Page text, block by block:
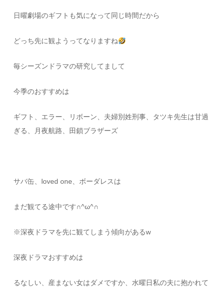
日曜劇場のギフトも気になって同じ時間だから
どっち先に観ようってなりますね
毎シーズンドラマの研究してまして
今季のおすすめは
ギフト、エラー、リボーン、夫婦別姓刑事、タツキ先生は甘過
ぎる、月夜航路、田鎖ブラザーズ
サバ缶、loved one、ボーダレスは
まだ観てる途中です∩^ω^∩
※深夜ドラマを先に観てしまう傾向があるw
深夜ドラマおすすめは
るなしい、産まない女はダメですか、水曜日私の夫に抱かれて